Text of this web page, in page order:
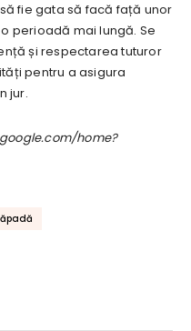
fie gata să facă față unor
perioadă mai lungă. Se
și respectarea tuturor
pentru a asigura
jur.
home?